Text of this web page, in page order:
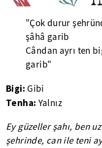
"Çok durur
şâhâ garib
Cândan ayrı ten
garib"
Bigi: Gibi
Tenha: Yalnız
Ey güzeller şahı, ben
şehrinde, can ile teni